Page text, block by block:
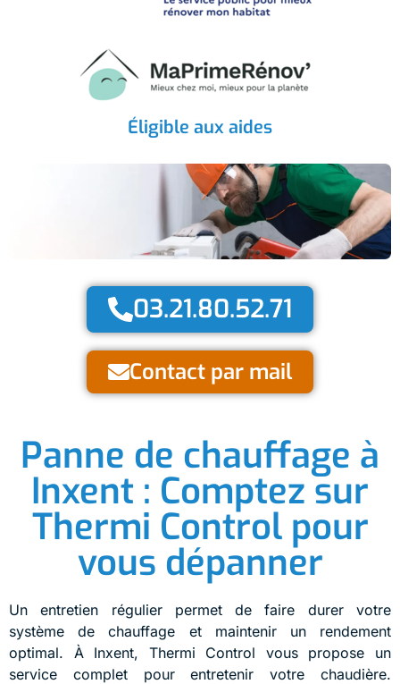
Éligible aux aides
03.21.80.52.71
Contact par mail
Panne de chauffage à
Inxent : Comptez sur
Thermi Control pour
vous dépanner
Un entretien régulier permet de faire durer votre
système de chauffage et maintenir un rendement
optimal. À Inxent, Thermi Control vous propose un
service complet pour entretenir votre chaudière.